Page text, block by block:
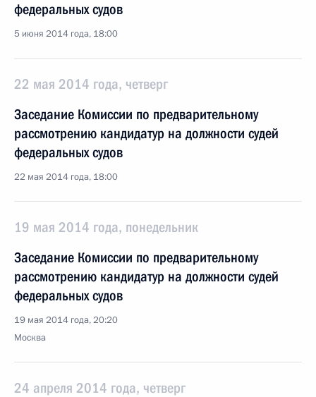
федеральных судов
5 июня 2014 года, 18:00
22 мая 2014 года, четверг
Заседание Комиссии по предварительному
рассмотрению кандидатур на должности судей
федеральных судов
22 мая 2014 года, 18:00
19 мая 2014 года, понедельник
Заседание Комиссии по предварительному
рассмотрению кандидатур на должности судей
федеральных судов
19 мая 2014 года, 20:20
Москва
24 апреля 2014 года, четверг